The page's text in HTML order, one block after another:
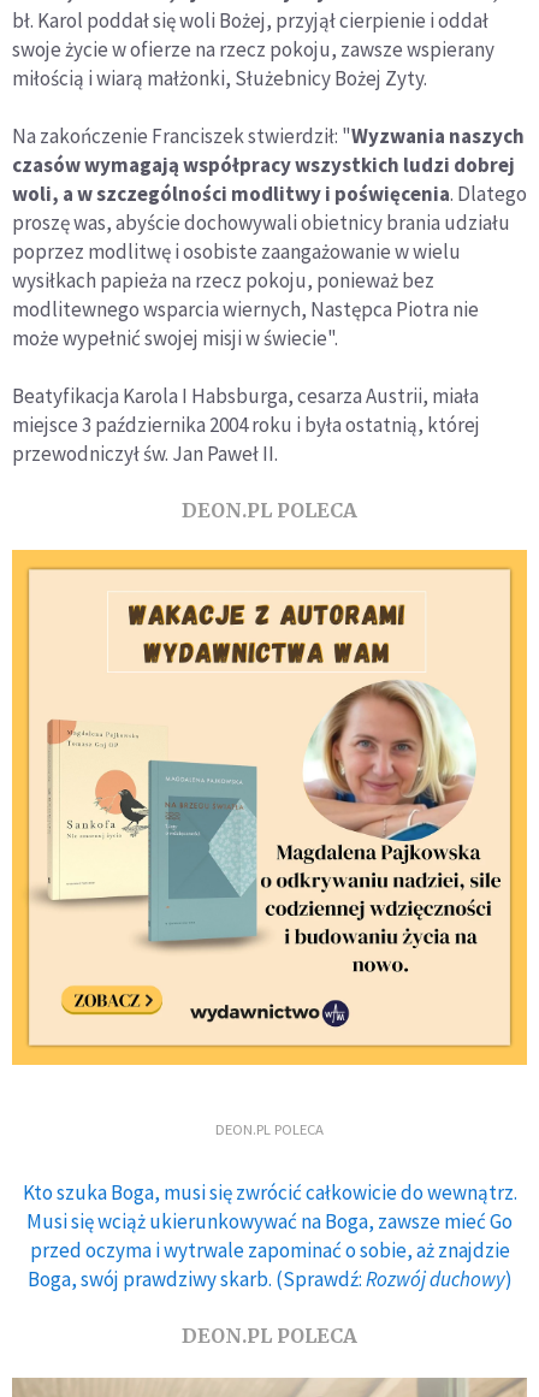
bł. Karol poddał się woli Bożej, przyjął cierpienie i oddał
swoje życie w ofierze na rzecz pokoju, zawsze wspierany
miłością i wiarą małżonki, Służebnicy Bożej Zyty.
Na zakończenie Franciszek stwierdził: "Wyzwania naszych
czasów wymagają współpracy wszystkich ludzi dobrej
woli, a w szczególności modlitwy i poświęcenia. Dlatego
proszę was, abyście dochowywali obietnicy brania udziału
poprzez modlitwę i osobiste zaangażowanie w wielu
wysiłkach papieża na rzecz pokoju, ponieważ bez
modlitewnego wsparcia wiernych, Następca Piotra nie
może wypełnić swojej misji w świecie".
Beatyfikacja Karola I Habsburga, cesarza Austrii, miała
miejsce 3 października 2004 roku i była ostatnią, której
przewodniczył św. Jan Paweł II.
DEON.PL POLECA
DEON.PL POLECA
Kto szuka Boga, musi się zwrócić całkowicie do wewnątrz.
Musi się wciąż ukierunkowywać na Boga, zawsze mieć Go
przed oczyma i wytrwale zapominać o sobie, aż znajdzie
Boga, swój prawdziwy skarb. (Sprawdź:Rozwój duchowy)
DEON.PL POLECA